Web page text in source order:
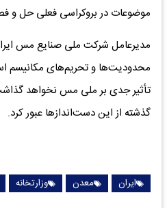
موضوعات در بروکراسی فعلی حل‌ و
مدیرعامل شرکت ملی صنایع مس ایران
محدودیت‌ها و تحریم‌های مکانیسم
تأثیر جدی بر ملی مس نخواهد
گذشته از این دست‌اندازها عبور کرد.
ایران معدن وزارتخانه